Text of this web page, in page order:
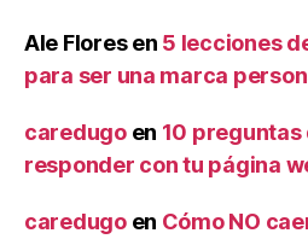
Ale Floresen 5 lecciones
para ser una marca
caredugoen 10 preguntas
responder con tu página
caredugoen Cómo NO